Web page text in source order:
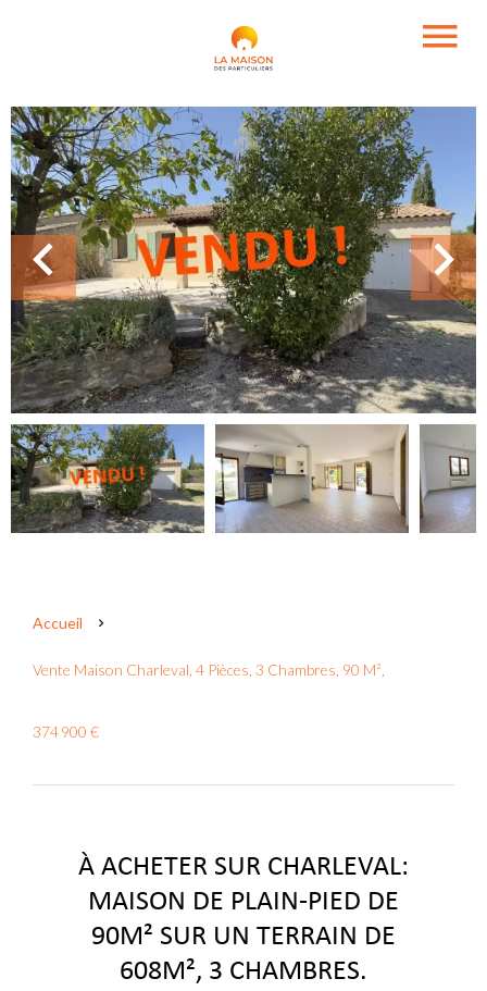
Accueil
Vente Maison Charleval, 4 Pièces, 3 Chambres, 90 M²,
374 900 €
À ACHETER SUR CHARLEVAL:
MAISON DE PLAIN-PIED DE
90M² SUR UN TERRAIN DE
608M², 3 CHAMBRES.